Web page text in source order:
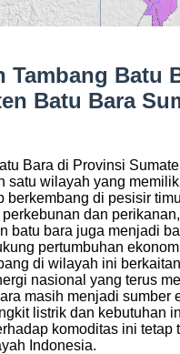
Tambang Batu
Batu Bara
Bara di Provinsi
satu wilayah yang
berkembang di pesisir
dan
batu bara juga menjadi
pertumbuhan
di wilayah ini
nasional yang terus
masih menjadi sumber
listrik dan kebutuhan
komoditas ini tetap
Indonesia.